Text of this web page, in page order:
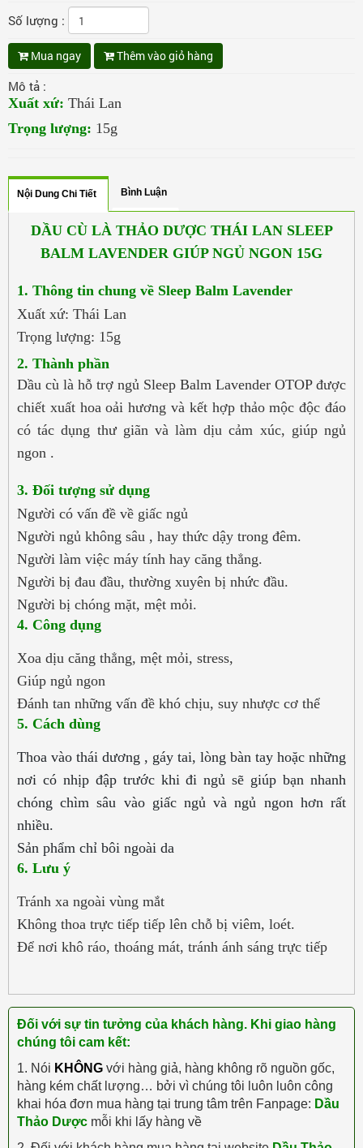
Số lượng :
Mua ngay Thêm vào giỏ hàng
Mô tả :
Xuất xứ: Thái Lan
Trọng lượng: 15g
Nội Dung Chi Tiết Bình Luận
DẦU CÙ LÀ THẢO DƯỢC THÁI LAN SLEEP
BALM LAVENDER GIÚP NGỦ NGON 15G
1. Thông tin chung về Sleep Balm Lavender
Xuất xứ: Thái Lan
Trọng lượng: 15g
2. Thành phần
Dầu cù là hỗ trợ ngủ Sleep Balm Lavender OTOP được
chiết xuất hoa oải hương và kết hợp thảo mộc độc đáo
có tác dụng thư giãn và làm dịu cảm xúc, giúp ngủ
ngon .
3. Đối tượng sử dụng
Người có vấn đề về giấc ngủ
Người ngủ không sâu , hay thức dậy trong đêm.
Người làm việc máy tính hay căng thẳng.
Người bị đau đầu, thường xuyên bị nhức đầu.
Người bị chóng mặt, mệt mỏi.
4. Công dụng
Xoa dịu căng thẳng, mệt mỏi, stress,
Giúp ngủ ngon
Đánh tan những vấn đề khó chịu, suy nhược cơ thể
5. Cách dùng
Thoa vào thái dương , gáy tai, lòng bàn tay hoặc những
nơi có nhịp đập trước khi đi ngủ sẽ giúp bạn nhanh
chóng chìm sâu vào giấc ngủ và ngủ ngon hơn rất
nhiều.
Sản phẩm chỉ bôi ngoài da
6. Lưu ý
Tránh xa ngoài vùng mắt
Không thoa trực tiếp tiếp lên chỗ bị viêm, loét.
Để nơi khô ráo, thoáng mát, tránh ánh sáng trực tiếp
Đối với sự tin tưởng của khách hàng. Khi giao hàng
chúng tôi cam kết:
1. Nói KHÔNG với hàng giả, hàng không rõ nguồn gốc,
hàng kém chất lượng… bởi vì chúng tôi luôn luôn công
khai hóa đơn mua hàng tại trung tâm trên Fanpage: Dầu
Thảo Dược mỗi khi lấy hàng về